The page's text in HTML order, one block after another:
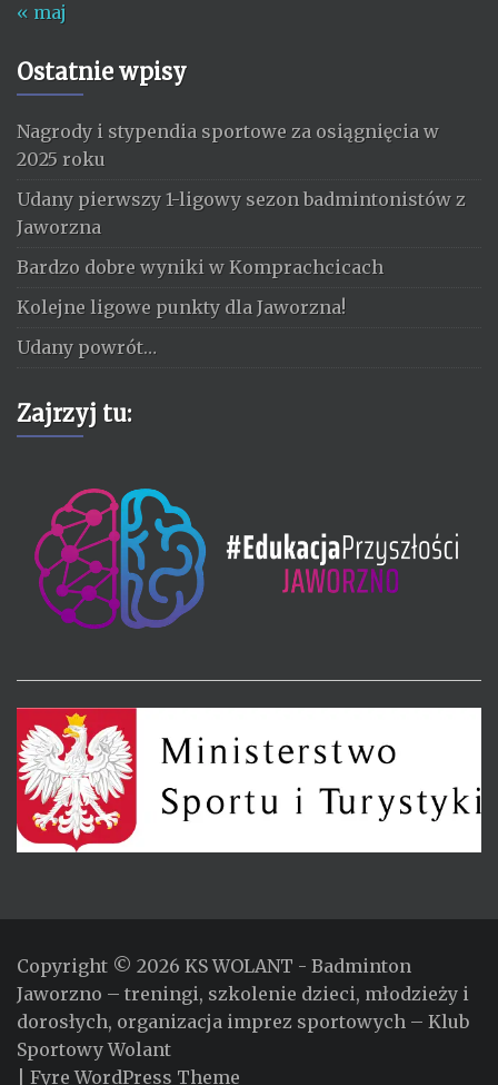
« maj
Ostatnie wpisy
Nagrody i stypendia sportowe za osiągnięcia w
2025 roku
Udany pierwszy 1-ligowy sezon badmintonistów z
Jaworzna
Bardzo dobre wyniki w Komprachcicach
Kolejne ligowe punkty dla Jaworzna!
Udany powrót…
Zajrzyj tu:
Copyright © 2026 KS WOLANT - Badminton
Jaworzno – treningi, szkolenie dzieci, młodzieży i
dorosłych, organizacja imprez sportowych – Klub
Sportowy Wolant
Fyre WordPress Theme